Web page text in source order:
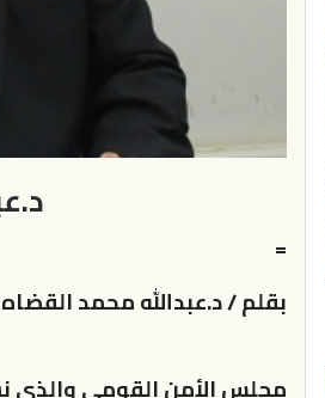
=
بقلم / د.عبدالله محمد